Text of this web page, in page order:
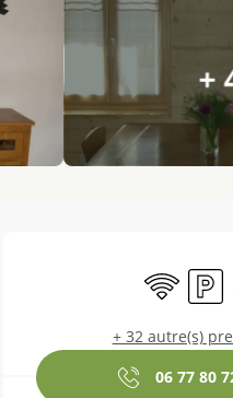
+
WiFi
+ 32 autre(s)
06 77 80